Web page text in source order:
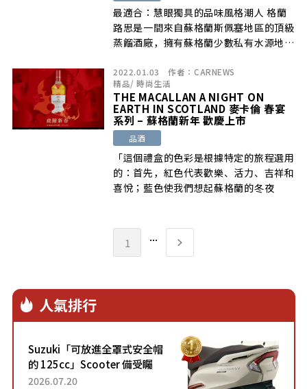
最適合：慧眼獨具的品味風格潮人 格蘭
路思是一間來自蘇格蘭斯佩塞地區的頂級
蒸餾酒廠，擁有蘇格蘭少數私有水源地，
2022.01.03 作者： CARNEWS
精品/時尚生活
THE MACALLAN A NIGHT ON
EARTH IN SCOTLAND 麥卡倫 春宴
系列 – 蘇格蘭新年 歡慶上市
品酒
「這個禮盒的色彩是根據特定的旅程選用
的：首先，紅色代表歡樂、活力、吉祥和
喜悅；藍色使我們想起蘇格蘭的冬夜
1 ...
人氣排行
Suzuki「可放進全罩式安全帽
的 125cc」Scooter 備受矚
目！採用全新流線設計與各項
2026.07.20